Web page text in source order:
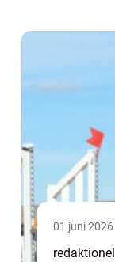
01 juni 2026
redaktionel